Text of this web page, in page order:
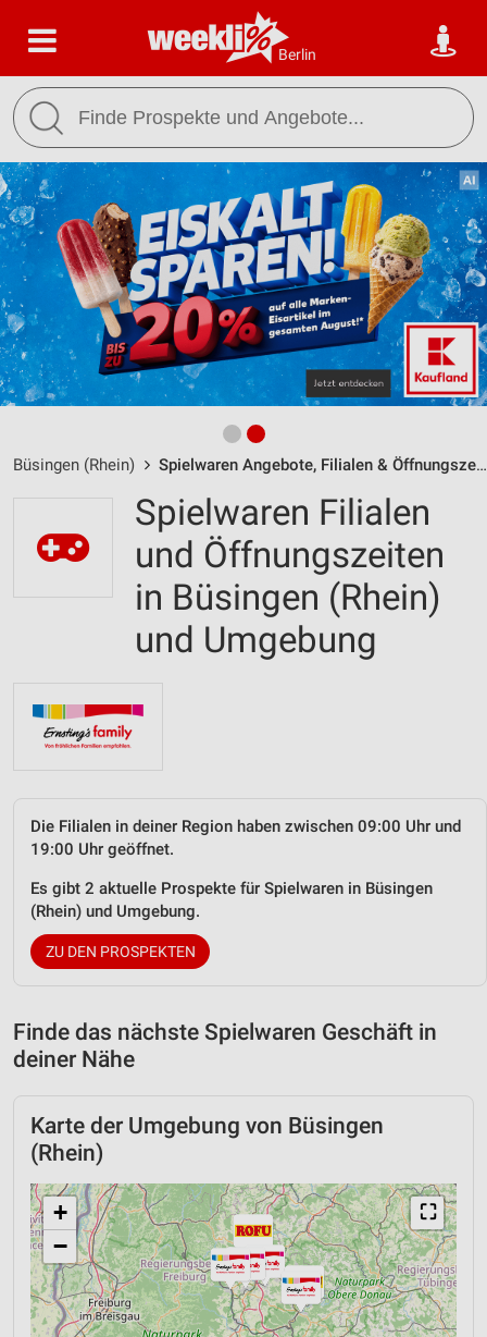
Berlin
Büsingen (Rhein) Spielwaren Angebote, Filialen & Öffnungszeiten
Spielwaren Filialen
und Öffnungszeiten
in Büsingen (Rhein)
und Umgebung
Die Filialen in deiner Region haben zwischen 09:00 Uhr und
19:00 Uhr geöffnet.
Es gibt 2 aktuelle Prospekte für Spielwaren in Büsingen
(Rhein) und Umgebung.
ZU DEN PROSPEKTEN
Finde das nächste Spielwaren Geschäft in
deiner Nähe
Karte der Umgebung von Büsingen
(Rhein)
⛶
+
−